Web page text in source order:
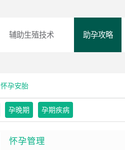
辅助生殖技术 助孕攻略
怀孕安胎
孕晚期 孕期疾病
怀孕管理